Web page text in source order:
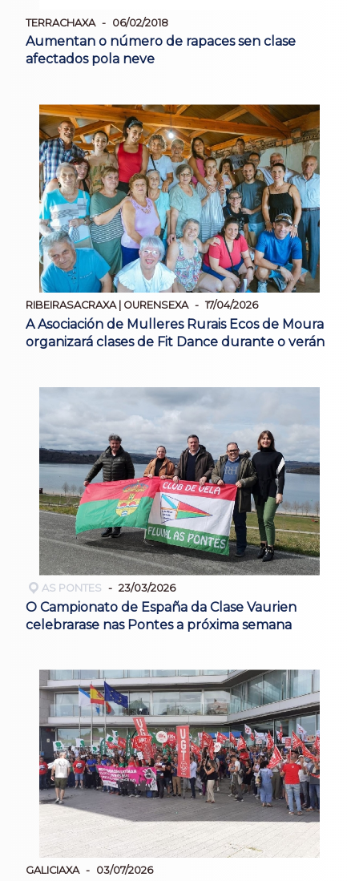
TERRACHAXA 06/02/2018
Aumentan o número de rapaces sen clase
afectados pola neve
RIBEIRASACRAXA | OURENSEXA 17/04/2026
A Asociación de Mulleres Rurais Ecos de Moura
organizará clases de Fit Dance durante o verán
AS PONTES 23/03/2026
O Campionato de España da Clase Vaurien
celebrarase nas Pontes a próxima semana
GALICIAXA 03/07/2026